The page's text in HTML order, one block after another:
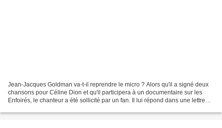
Jean-Jacques Goldman va-t-il reprendre le micro ? Alors qu'il a signé deux
chansons pour Céline Dion et qu'il participera à un documentaire sur les
Enfoirés, le chanteur a été sollicité par un fan. Il lui répond dans une lettre